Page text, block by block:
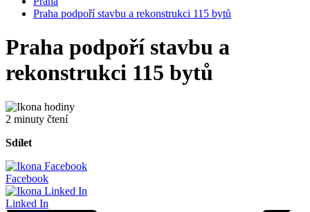
Praha podpoří stavbu a rekonstrukci 115 bytů
Praha podpoří stavbu a
rekonstrukci 115 bytů
2 minuty čtení
Sdílet
Facebook
Linked In